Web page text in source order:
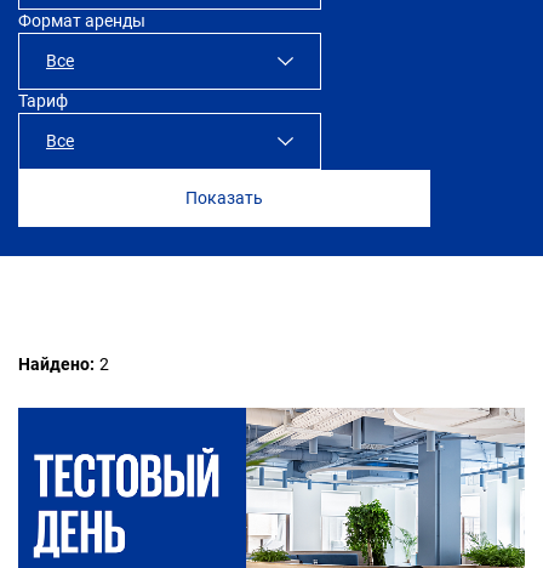
SOK Достоевский
Формат аренды
Все
Все
1 месяц
Тариф
Все
Найдено: 2